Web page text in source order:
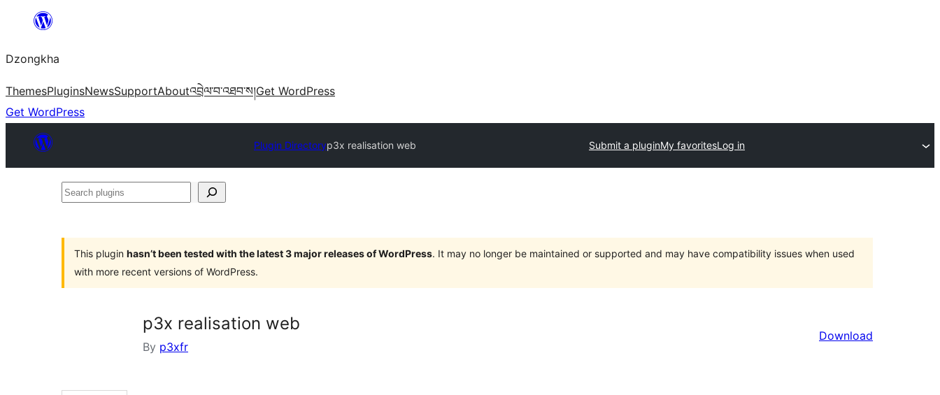
content
Dzongkha
ThemesPluginsNewsSupportAboutའབྲེལ་བ་འཐབ་ས།Get WordPress
Get WordPress
Plugin Directoryp3x realisation web Submit a pluginMy favoritesLog in
Search
This plugin hasn’t been tested with the latest 3 major releases of WordPress. It may no longer be maintained or supported and may have compatibility issues when used
with more recent versions of WordPress.
p3x realisation web
By p3xfr
Download